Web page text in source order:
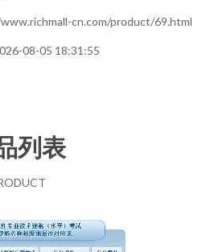
cn.com/product/69.html
08-05 18:31:55
列表